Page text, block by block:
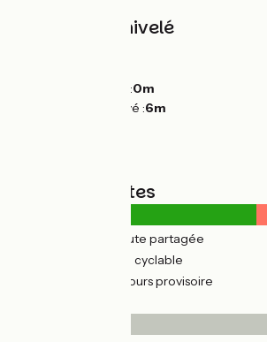
Pentes et dénivelé
Point le plus bas :0m
Point le plus élevé :6m
Types de routes
(3%) Route partagée
(97%) Voie cyclable
(52%) Parcours provisoire